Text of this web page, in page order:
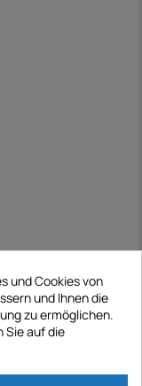
und Cookies von
und Ihnen die
zu ermöglichen.
Sie auf die